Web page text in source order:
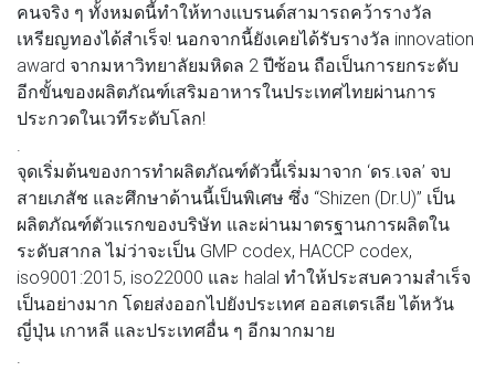
คนจริง ๆ ทั้งหมดนี้ทำให้ทางแบรนด์สามารถคว้ารางวัล
เหรียญทองได้สำเร็จ! นอกจากนี้ยังเคยได้รับรางวัล innovation
award จากมหาวิทยาลัยมหิดล 2 ปีซ้อน ถือเป็นการยกระดับ
อีกขั้นของผลิตภัณฑ์เสริมอาหารในประเทศไทยผ่านการ
ประกวดในเวทีระดับโลก!
.
จุดเริ่มต้นของการทำผลิตภัณฑ์ตัวนี้เริ่มมาจาก ‘ดร.เจล’ จบ
สายเภสัช และศึกษาด้านนี้เป็นพิเศษ ซึ่ง “Shizen (Dr.U)” เป็น
ผลิตภัณฑ์ตัวแรกของบริษัท และผ่านมาตรฐานการผลิตใน
ระดับสากล ไม่ว่าจะเป็น GMP codex, HACCP codex,
iso9001:2015, iso22000 และ halal ทำให้ประสบความสำเร็จ
เป็นอย่างมาก โดยส่งออกไปยังประเทศ ออสเตรเลีย ไต้หวัน
ญี่ปุ่น เกาหลี และประเทศอื่น ๆ อีกมากมาย
.